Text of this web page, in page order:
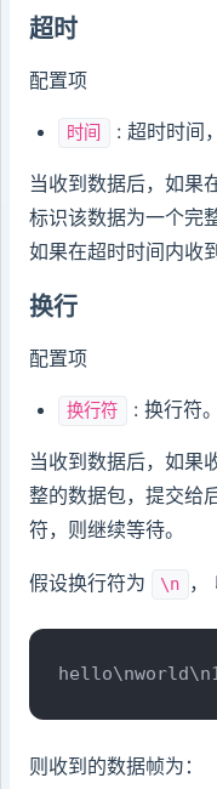
超时
配置项
时间 : 超时时间
当收到数据后，如果
标识该数据为一个完
如果在超时时间内收
换行
配置项
换行符 : 换行符
当收到数据后，如果
整的数据包，提交给
符，则继续等待。
假设换行符为 \n ，
则收到的数据帧为：